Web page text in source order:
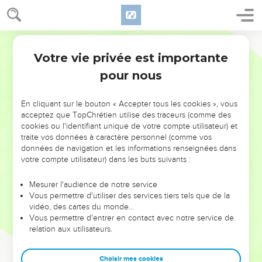
NE MANQUEZ PAS L’ÉVÉNEMENT
DE L’ANNÉE !
ET SI LEURS ERREURS POUVAIENT VOUS ÉVITER LES
VOTRES ?
leur foi ou leur vision. Mais on voit moins les doutes, les erreurs
et les saisons difficiles qu'ils ont traversés, alors même que ce
sont elles qui les ont façonnés.
Dans cette conférence, leaders, entrepreneurs, et responsables
clés pour avancer avec plus de sagesse afin que leurs erreurs
Votre vie privée est importante
pour nous
En cliquant sur le bouton « Accepter tous les cookies », vous
acceptez que TopChrétien utilise des traceurs (comme des
cookies ou l'identifiant unique de votre compte utilisateur) et
traite vos données à caractère personnel (comme vos
données de navigation et les informations renseignées dans
votre compte utilisateur) dans les buts suivants :
Mesurer l'audience de notre service
Vous permettre d'utiliser des services tiers tels que de la
vidéo, des cartes du monde…
Vous permettre d'entrer en contact avec notre service de
relation aux utilisateurs.
Choisir mes cookies